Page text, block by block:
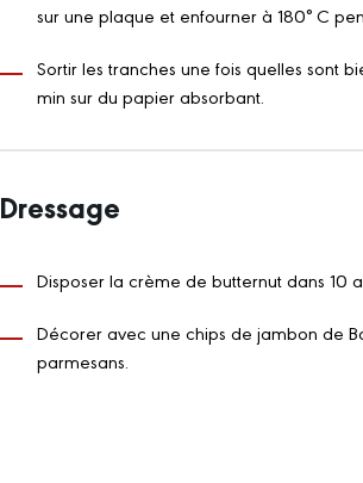
sur une plaque et enfourner à 180° C
Sortir les tranches une fois quelles sont
min sur du papier absorbant.
Dressage
Disposer la crème de butternut dans 10
Décorer avec une chips de jambon de
parmesans.